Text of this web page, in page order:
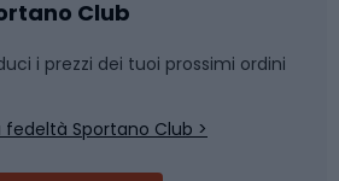
Club
i prezzi dei tuoi prossimi ordini
Sportano Club >